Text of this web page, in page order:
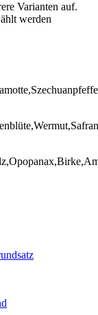
Varianten auf.
werden